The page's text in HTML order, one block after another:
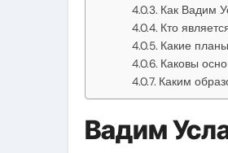
Как Вадим
Кто
Какие
Каковы
Каким
Вадим